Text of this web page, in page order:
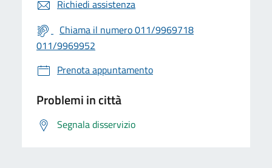
Richiedi assistenza
Chiama il numero 011/9969718
011/9969952
Prenota appuntamento
Problemi in città
Segnala disservizio